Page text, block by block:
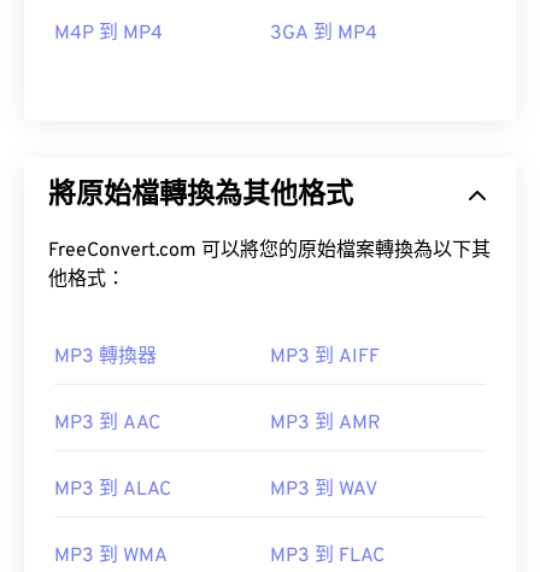
00 00
00 00
M4P 到 MP4 3GA 到 MP4
將原始檔轉換為其他格式
FreeConvert.com 可以將您的原始檔案轉換為以下其
他格式：
MP3 轉換器 MP3 到 AIFF
MP3 到 AAC MP3 到 AMR
MP3 到 ALAC MP3 到 WAV
MP3 到 WMA MP3 到 FLAC